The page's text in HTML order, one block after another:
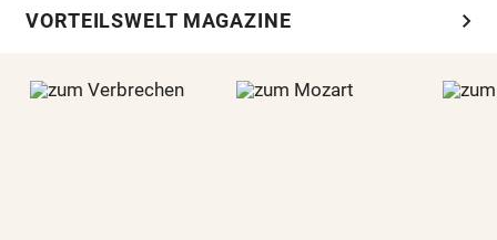
VORTEILSWELT MAGAZINE chevron_right